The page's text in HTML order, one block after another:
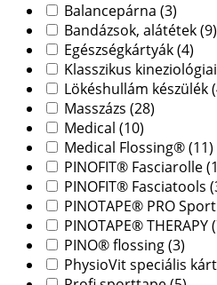
Balancepárna (3)
Bandázsok, alátétek(9)
Egészségkártyák(4)
Klasszikus
Lökéshullám készülék
Masszázs (28)
Medical (10)
Medical Flossing®(11)
PINOFIT® Fasciarolle
PINOFIT® Fasciatools
PINOTAPE® PRO Sport
PINOTAPE® THERAPY
PINO® flossing(3)
PhysioVit speciális